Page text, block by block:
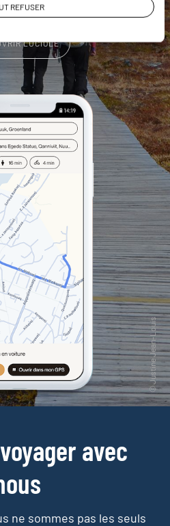
REFUSER
LUCIOLE
avec
ne sommes pas les seuls